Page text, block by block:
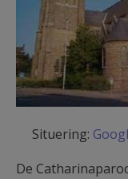
Situering:
De